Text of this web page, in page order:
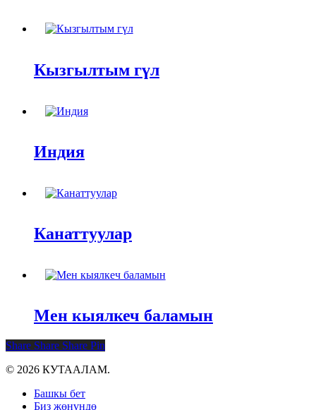
Кызгылтым гүл
Индия
Канаттуулар
Мен кыялкеч баламын
Share Share Share Pin
© 2026 КУТААЛАМ.
Close
Menu
Башкы бет
Биз жөнүндө